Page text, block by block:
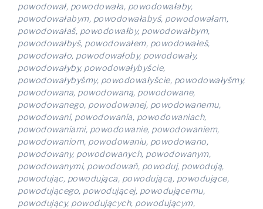
powodował, powodowała, powodowałaby,
powodowałabym, powodowałabyś, powodowałam,
powodowałaś, powodowałby, powodowałbym,
powodowałbyś, powodowałem, powodowałeś,
powodowało, powodowałoby, powodowały,
powodowałyby, powodowałybyście,
powodowałybyśmy, powodowałyście, powodowałyśmy,
powodowana, powodowaną, powodowane,
powodowanego, powodowanej, powodowanemu,
powodowani, powodowania, powodowaniach,
powodowaniami, powodowanie, powodowaniem,
powodowaniom, powodowaniu, powodowano,
powodowany, powodowanych, powodowanym,
powodowanymi, powodowań, powoduj, powodują,
powodując, powodująca, powodującą, powodujące,
powodującego, powodującej, powodującemu,
powodujący, powodujących, powodującym,